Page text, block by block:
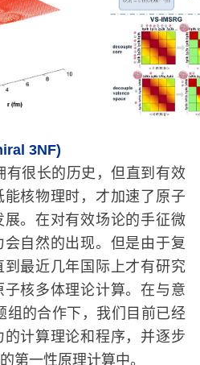
3NF)
有很长的历史，但直到有效
核物理时，才加速了原子
。在对有效场论的手征微
自然的出现。但是由于复
最近几年国际上才有研究
子核多体理论计算。在与意
组的合作下，我们目前已经
计算理论和程序，并逐步
第一性原理计算中。